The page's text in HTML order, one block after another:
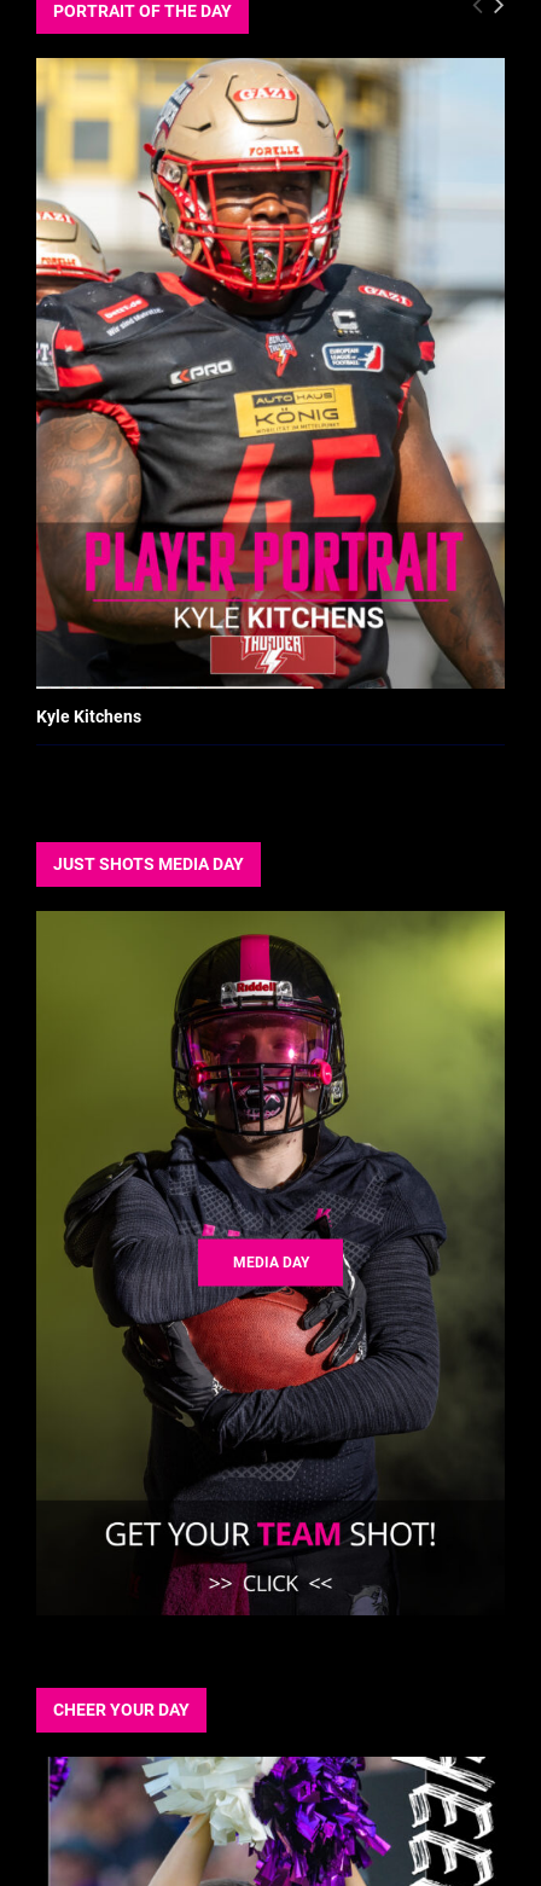
PORTRAIT OF THE DAY
Kyle Kitchens
JUST SHOTS MEDIA DAY
MEDIA DAY
CHEER YOUR DAY